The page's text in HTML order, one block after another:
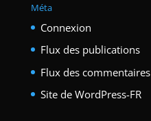
Méta
Connexion
Flux des publications
Flux des commentaires
Site de WordPress-FR